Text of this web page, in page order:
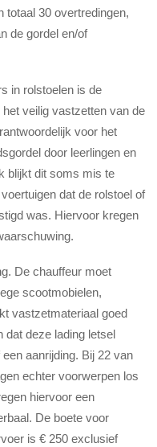
totaal 30 overtredingen,
de gordel en/of
in rolstoelen is de
veilig vastzetten van de
voor het
door leerlingen en
blijkt dit soms mis te
dat de rolstoel of
was. Hiervoor kregen
De chauffeur moet
scootmobielen,
vastzetmateriaal goed
dat deze lading letsel
aanrijding. Bij 22 van
echter voorwerpen los
hiervoor een
De boete voor
is € 250 exclusief